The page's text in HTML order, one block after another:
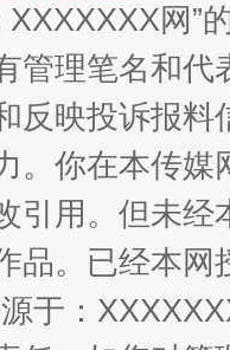
规模
XXXXXXX网”
管理笔名和
反映投诉报
。你在本传
引用。但未
品。已经本
于：